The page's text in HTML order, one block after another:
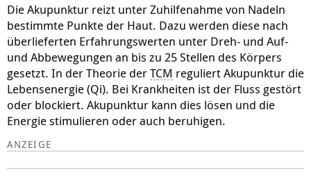
Die Akupunktur reizt unter Zuhilfenahme von Nadeln
bestimmte Punkte der Haut. Dazu werden diese nach
überlieferten Erfahrungswerten unter Dreh- und Auf-
und Abbewegungen an bis zu 25 Stellen des Körpers
gesetzt. In der Theorie derTCM reguliert Akupunktur die
Lebensenergie (Qi). Bei Krankheiten ist der Fluss gestört
oder blockiert. Akupunktur kann dies lösen und die
Energie stimulieren oder auch beruhigen.